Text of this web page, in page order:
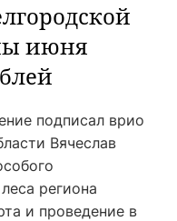
июня
подписал врио
Вячеслав
региона
и проведение в